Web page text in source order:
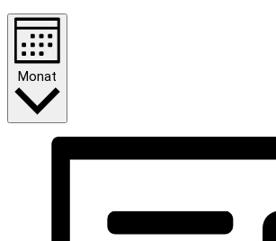
Monat